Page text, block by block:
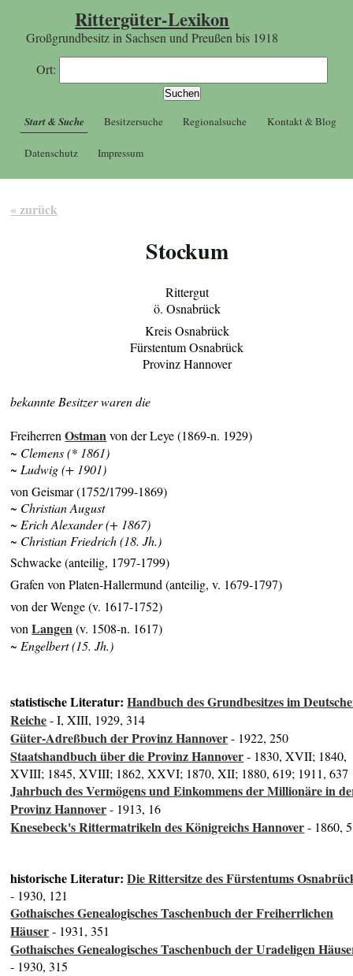
Rittergüter-Lexikon
Großgrundbesitz in Sachsen und Preußen bis 1918
Ort:
Start & Suche Besitzersuche Regionalsuche Kontakt & Blog
Datenschutz Impressum
« zurück
Stockum
Rittergut
ö. Osnabrück
Kreis Osnabrück
Fürstentum Osnabrück
Provinz Hannover
bekannte Besitzer waren die
FreiherrenOstmanvon der Leye (1869-n. 1929)
~ Clemens (* 1861)
~ Ludwig (+ 1901)
von Geismar (1752/1799-1869)
~ Christian August
~ Erich Alexander (+ 1867)
~ Christian Friedrich (18. Jh.)
Schwacke (anteilig, 1797-1799)
Grafen von Platen-Hallermund (anteilig, v. 1679-1797)
von der Wenge (v. 1617-1752)
vonLangen(v. 1508-n. 1617)
~Engelbert (15. Jh.)
statistische Literatur:Handbuch des Grundbesitzes im
Reiche- I, XIII, 1929, 314
Güter-Adreßbuch der Provinz Hannover- 1922, 250
Staatshandbuch über die Provinz Hannover- 1830, XVII; 1840,
XVIII; 1845, XVIII; 1862, XXVI; 1870, XII; 1880, 619; 1911, 637
Jahrbuch des Vermögens und Einkommens der Millionäre in
Provinz Hannover- 1913, 16
Knesebeck's Rittermatrikeln des Königreichs Hannover- 1860,
historische Literatur:Die Rittersitze des Fürstentums
- 1930, 121
Gothaisches Genealogisches Taschenbuch der Freiherrlichen
Häuser- 1931, 351
Gothaisches Genealogisches Taschenbuch der Uradeligen
- 1930, 315